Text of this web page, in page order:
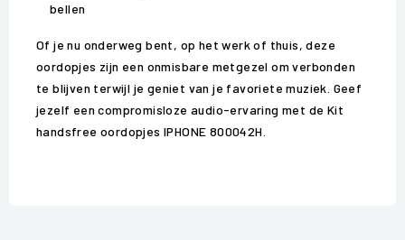
bellen
Of je nu onderweg bent, op het werk of thuis, deze
oordopjes zijn een onmisbare metgezel om verbonden
te blijven terwijl je geniet van je favoriete muziek. Geef
jezelf een compromisloze audio-ervaring met de Kit
handsfree oordopjes IPHONE 800042H.